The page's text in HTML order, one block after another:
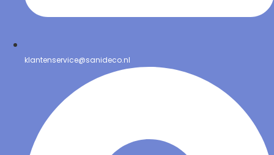
klantenservice@sanideco.nl